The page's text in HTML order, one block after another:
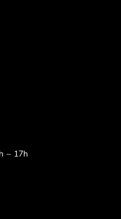
– 17h